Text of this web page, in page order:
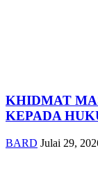
KHIDMAT
KEPADA
BARD Julai 29,